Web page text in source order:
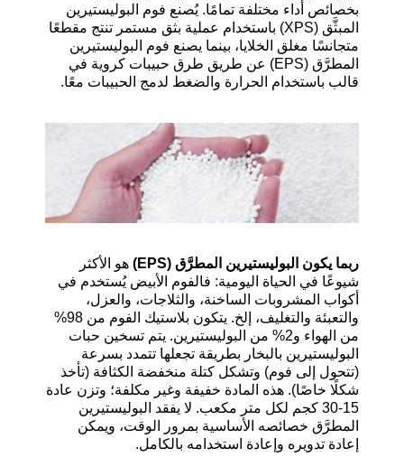
بخصائص أداء مختلفة تمامًا.يُصنع فوم البوليستيرين
المبثَّق (XPS)
باستخدام عملية بثق مستمر تنتج مقطعًا
متجانسًا مغلق الخلايا، بينما يصنع فوم البوليستيرين
المطرَّق (EPS)
عن طريق طرق حبيبات كروية في
قالب باستخدام الحرارة والضغط لدمج الحبيبات معًا.
ربما يكون البوليستيرين المطرَّق (EPS)
هو الأكثر
شيوعًا في الحياة اليومية: فالفوم الأبيض يُستخدم في
أكواب المشروبات الساخنة، والثلاجات، والعزل،
والتعبئة والتغليف، إلخ. يتكون بلاستيك الفوم من 98%
من الهواء و2% من البوليستيرين. يتم تسخين حبات
البوليستيرين بالبخار بطريقة تجعلها تتمدد بسرعة
(تتحول إلى فوم) وتشكل كتلة منخفضة الكثافة (تأخذ
شكلًا خاصًا). هذه المادة خفيفة وغير مكلفة؛ وتزن عادة
15-30
كجم لكل متر مكعب. لا يفقد البوليستيرين
المطرَّق خصائصه الأساسية بمرور الوقت، ويمكن
إعادة تدويره وإعادة استخدامه بالكامل.